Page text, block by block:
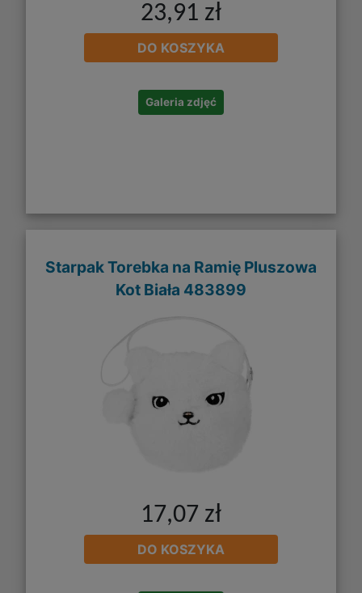
23,91 zł
DO KOSZYKA
Galeria zdjęć
Starpak Torebka na Ramię Pluszowa
Kot Biała 483899
17,07 zł
DO KOSZYKA